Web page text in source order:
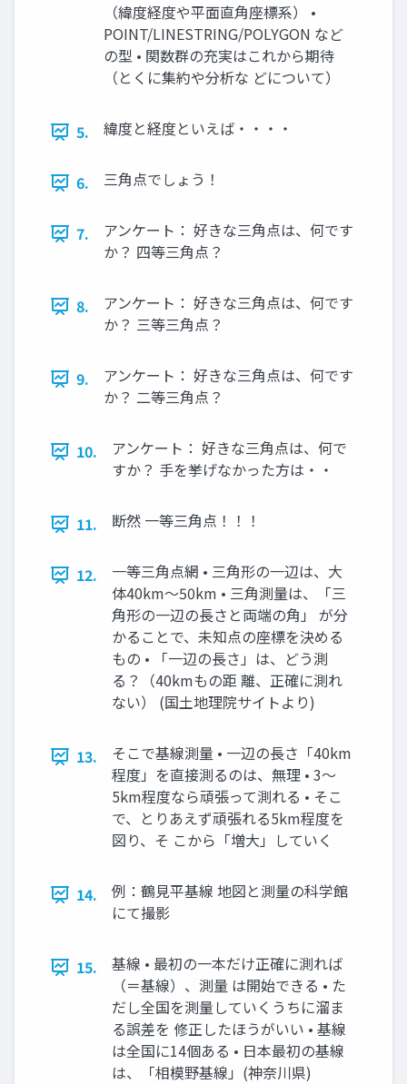
（緯度経度や平面直角座標系） •
POINT/LINESTRING/POLYGON など
の型 • 関数群の充実はこれから期待
（とくに集約や分析な どについて）
5. 緯度と経度といえば・・・・
6. 三角点でしょう！
7.
アンケート： 好きな三角点は、何です
か？ 四等三角点？
8.
アンケート： 好きな三角点は、何です
か？ 三等三角点？
9.
アンケート： 好きな三角点は、何です
か？ 二等三角点？
10.
アンケート： 好きな三角点は、何で
すか？ 手を挙げなかった方は・・
11. 断然 一等三角点！！！
12.
一等三角点網 • 三角形の一辺は、大
体40km～50km • 三角測量は、「三
角形の一辺の長さと両端の角」 が分
かることで、未知点の座標を決める
もの • 「一辺の長さ」は、どう測
る？（40kmもの距 離、正確に測れ
ない） (国土地理院サイトより)
13.
そこで基線測量 • 一辺の長さ「40km
程度」を直接測るのは、無理 • 3～
5km程度なら頑張って測れる • そこ
で、とりあえず頑張れる5km程度を
図り、そ こから「増大」していく
14.
例：鶴見平基線 地図と測量の科学館
にて撮影
15.
基線 • 最初の一本だけ正確に測れば
（＝基線）、測量 は開始できる • た
だし全国を測量していくうちに溜ま
る誤差を 修正したほうがいい • 基線
は全国に14個ある • 日本最初の基線
は、「相模野基線」(神奈川県)